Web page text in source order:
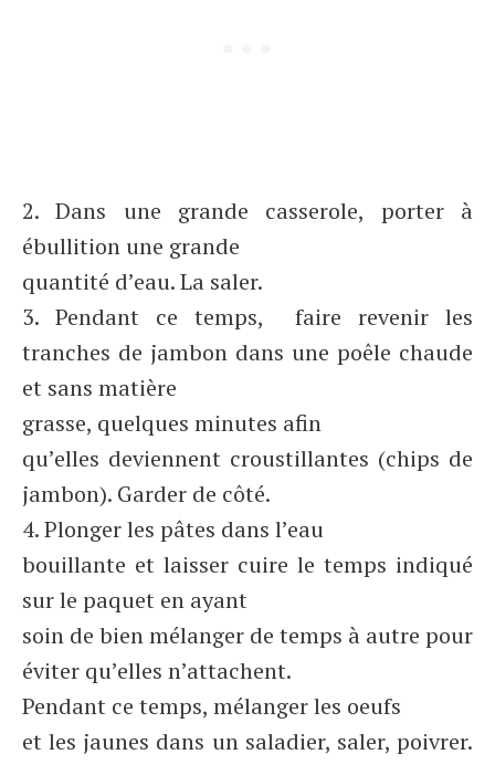
2. Dans une grande casserole, porter à
ébullition une grande
quantité d’eau. La saler.
3. Pendant ce temps, faire revenir les
tranches de jambon dans une poêle chaude
et sans matière
grasse, quelques minutes afin
qu’elles deviennent croustillantes (chips de
jambon). Garder de côté.
4. Plonger les pâtes dans l’eau
bouillante et laisser cuire le temps indiqué
sur le paquet en ayant
soin de bien mélanger de temps à autre pour
éviter qu’elles n’attachent.
Pendant ce temps, mélanger les oeufs
et les jaunes dans un saladier, saler, poivrer.